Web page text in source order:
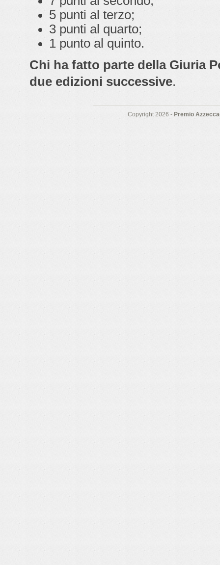
5 punti al terzo;
3 punti al quarto;
1 punto al quinto.
Chi ha fatto parte della Giuria
due edizioni successive.
Copyright 2026 - Premio